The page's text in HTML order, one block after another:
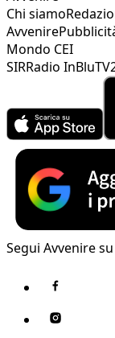
Chi siamo
Avvenire
Mondo CEI
SIRRadio InBlu
Segui Avvenire su